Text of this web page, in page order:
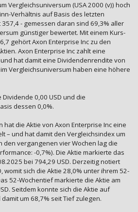
Vergleichsuniversum (USA 2000 (v)) hoch
Verhältnis auf Basis des letzten
- gemessen daran sind 69,3% aller
günstiger bewertet. Mit einem Kurs-
gehört Axon Enterprise Inc zu den
Axon Enterprise Inc zahlt eine
hat damit eine Dividendenrendite von
Vergleichsuniversum haben eine höhere
0,00 USD und die
dessen 0,0%.
hat die Aktie von Axon Enterprise Inc eine
– und hat damit den Vergleichsindex um
den vergangenen vier Wochen lag die
-0,7%). Die Aktie markierte das
bei 794,29 USD. Derzeitig notiert
womit sich die Aktie 28,0% unter ihrem 52-
52-Wochentief markierte die Aktie am
Seitdem konnte sich die Aktie auf
um 68,7% seit Tief zulegen.